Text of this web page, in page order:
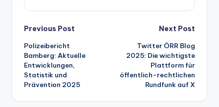
Post
navigation
Previous Post
Polizeibericht
Bamberg: Aktuelle
Entwicklungen,
Statistik und
Prävention 2025
Next Post
Twitter ÖRR Blog
2025: Die wichtigste
Plattform für
öffentlich-rechtlichen
Rundfunk auf X